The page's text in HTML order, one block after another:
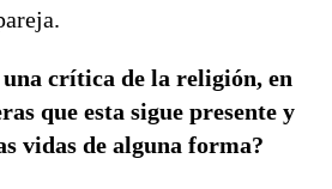
crítica de la religión, en
que esta sigue presente y
vidas de alguna forma?